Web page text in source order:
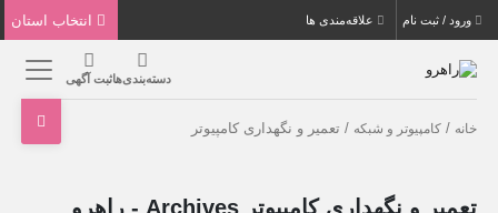
ورود / ثبت نام علاقه‌مندی ها
دسته‌بندی‌هاثبت آگهی
خانه /کامپیوتر و شبکه / تعمیر و نگهداری کامپیوتر
تعمیر و نگهداری کامپیوتر Archives - راهرو